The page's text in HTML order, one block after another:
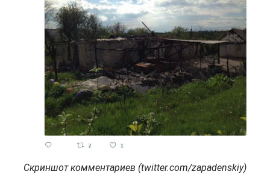
Скриншот комментариев (twitter.com/zapadenskiy)